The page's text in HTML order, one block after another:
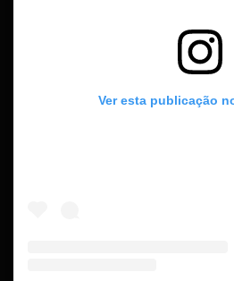
Ver esta publicação